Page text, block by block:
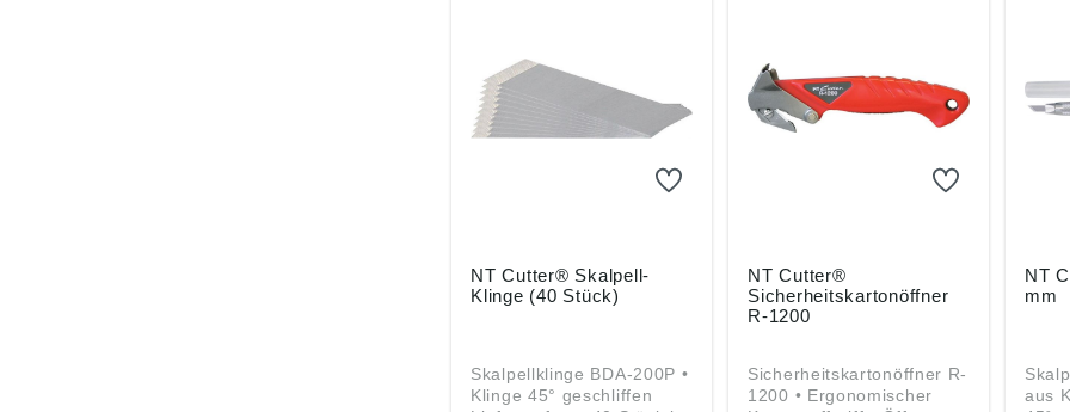
NT Cutter® Skalpell-
Klinge (40 Stück)
Skalpellklinge BDA-200P •
Klinge 45° geschliffen
NT Cutter®
Sicherheitskartonöffner
R-1200
Sicherheitskartonöffner R-
1200 • Ergonomischer
NT
mm
aus